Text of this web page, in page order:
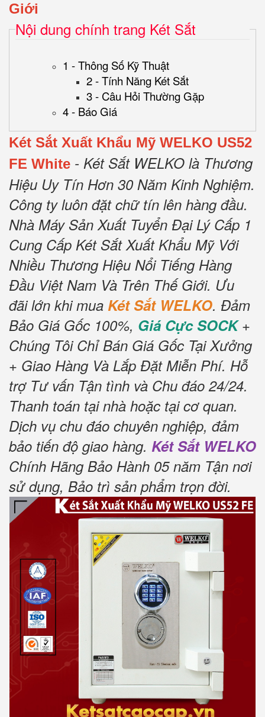
Giới
Nội dung chính trang Két Sắt
1 - Thông Số Kỹ Thuật
2 - Tính Năng Két Sắt
3 - Câu Hỏi Thường Gặp
4 - Báo Giá
Két Sắt Xuất Khẩu Mỹ WELKO US52
FE White - Két Sắt WELKO là Thương
Hiệu Uy Tín Hơn 30 Năm Kinh Nghiệm.
Công ty luôn đặt chữ tín lên hàng đầu.
Nhà Máy Sản Xuất Tuyển Đại Lý Cấp 1
Cung Cấp Két Sắt Xuất Khẩu Mỹ Với
Nhiều Thương Hiệu Nổi Tiếng Hàng
Đầu Việt Nam Và Trên Thế Giới. Ưu
đãi lớn khi mua Két Sắt WELKO. Đảm
Bảo Giá Gốc 100%, Giá Cực SOCK+
Chúng Tôi Chỉ Bán Giá Gốc Tại Xưởng
+ Giao Hàng Và Lắp Đặt Miễn Phí. Hỗ
trợ Tư vấn Tận tình và Chu đáo 24/24.
Thanh toán tại nhà hoặc tại cơ quan.
Dịch vụ chu đáo chuyên nghiệp, đảm
bảo tiến độ giao hàng. Két Sắt WELKO
Chính Hãng Bảo Hành 05 năm Tận nơi
sử dụng, Bảo trì sản phẩm trọn đời.